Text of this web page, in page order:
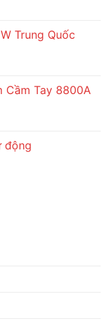
Trung Quốc
Cầm Tay 8800A
động